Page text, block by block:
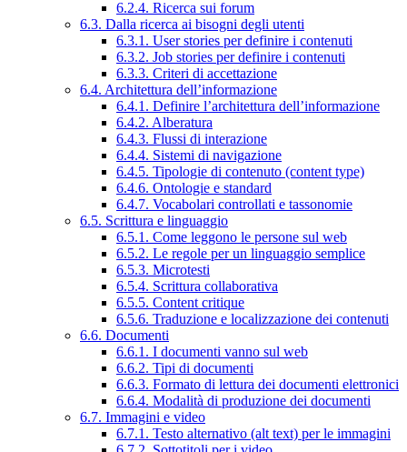
6.2.4. Ricerca sui forum
6.3. Dalla ricerca ai bisogni degli utenti
6.3.1. User stories per definire i contenuti
6.3.2. Job stories per definire i contenuti
6.3.3. Criteri di accettazione
6.4. Architettura dell’informazione
6.4.1. Definire l’architettura dell’informazione
6.4.2. Alberatura
6.4.3. Flussi di interazione
6.4.4. Sistemi di navigazione
6.4.5. Tipologie di contenuto (content type)
6.4.6. Ontologie e standard
6.4.7. Vocabolari controllati e tassonomie
6.5. Scrittura e linguaggio
6.5.1. Come leggono le persone sul web
6.5.2. Le regole per un linguaggio semplice
6.5.3. Microtesti
6.5.4. Scrittura collaborativa
6.5.5. Content critique
6.5.6. Traduzione e localizzazione dei contenuti
6.6. Documenti
6.6.1. I documenti vanno sul web
6.6.2. Tipi di documenti
6.6.3. Formato di lettura dei documenti elettronici
6.6.4. Modalità di produzione dei documenti
6.7. Immagini e video
6.7.1. Testo alternativo (alt text) per le immagini